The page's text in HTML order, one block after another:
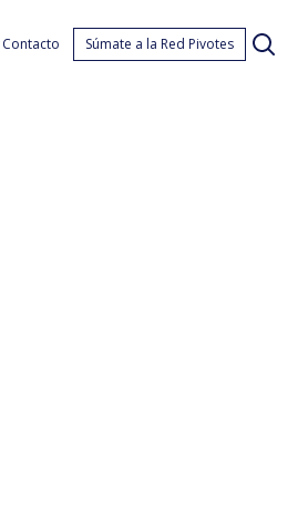
Contacto Súmate a la Red Pivotes